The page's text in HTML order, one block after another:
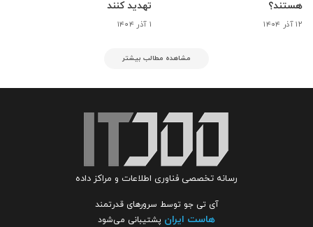
هستند؟
۱۲ آذر ۱۴۰۴
تهدید کنند
۱ آذر ۱۴۰۴
مشاهده مطالب بیشتر
رسانه تخصصی فناوری اطلاعات و مراکز داده
آی تی جو توسط سرورهای قدرتمند
هاست ایران پشتیبانی می‌شود